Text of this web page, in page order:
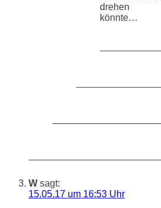
drehen
könnte…
W sagt:
15.05.17 um 16:53 Uhr